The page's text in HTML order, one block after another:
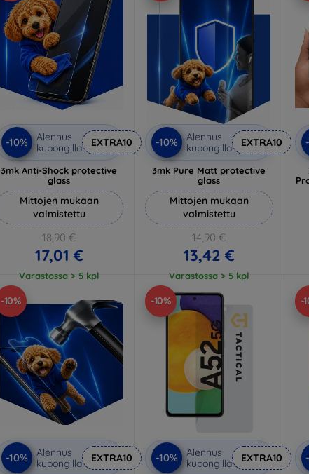
-10%
Alennus
kupongilla
EXTRA10
3mk Anti-Shock protective
glass
Mittojen mukaan
valmistettu
18,90 €
17,01 €
Varastossa > 5 kpl
-10%
Alennus
kupongilla
EXTRA10
3mk Pure Matt protective
glass
Mittojen mukaan
valmistettu
14,90 €
13,42 €
Varastossa > 5 kpl
-10%
-10%
Alennus
kupongilla
EXTRA10
-10%
-10%
Alennus
kupongilla
EXTRA10
-